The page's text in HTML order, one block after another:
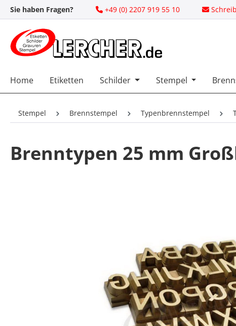
Hauptinhalt springen
Zur Suche springen
Zur Hauptnavigation springen
Sie haben Fragen? +49 (0) 2207 919 55 10
Home Etiketten Schilder Stempel
Stempel Brennstempel Typenbrennstempel
Brenntypen 25 mm